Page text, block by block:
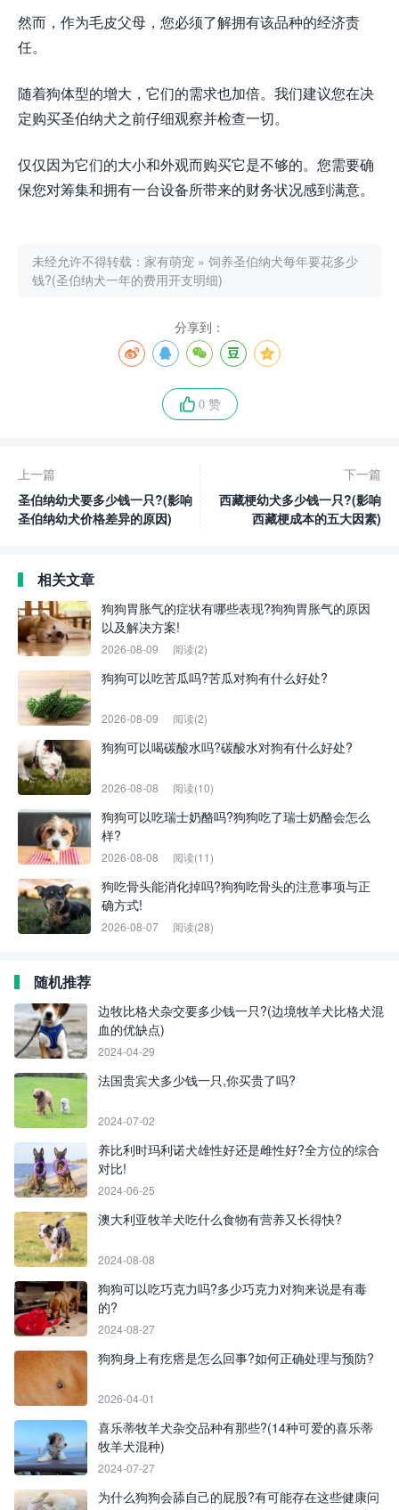
然而，作为毛皮父母，您必须了解拥有该品种的经济责
任。
随着狗体型的增大，它们的需求也加倍。我们建议您在决
定购买圣伯纳犬之前仔细观察并检查一切。
仅仅因为它们的大小和外观而购买它是不够的。您需要确
保您对筹集和拥有一台设备所带来的财务状况感到满意。
未经允许不得转载： 家有萌宠 » 饲养圣伯纳犬每年要花多少
钱?(圣伯纳犬一年的费用开支明细)
分享到：
0 赞
上一篇
圣伯纳幼犬要多少钱一只?(影响
圣伯纳幼犬价格差异的原因)
下一篇
西藏梗幼犬多少钱一只?(影响
西藏梗成本的五大因素)
相关文章
狗狗胃胀气的症状有哪些表现?狗狗胃胀气的原因
以及解决方案!
2026-08-09 阅读(2)
狗狗可以吃苦瓜吗?苦瓜对狗有什么好处?
2026-08-09 阅读(2)
狗狗可以喝碳酸水吗?碳酸水对狗有什么好处?
2026-08-08 阅读(10)
狗狗可以吃瑞士奶酪吗?狗狗吃了瑞士奶酪会怎么
样?
2026-08-08 阅读(11)
狗吃骨头能消化掉吗?狗狗吃骨头的注意事项与正
确方式!
2026-08-07 阅读(28)
随机推荐
边牧比格犬杂交要多少钱一只?(边境牧羊犬比格犬混
血的优缺点)
2024-04-29
法国贵宾犬多少钱一只,你买贵了吗?
2024-07-02
养比利时玛利诺犬雄性好还是雌性好?全方位的综合
对比!
2024-06-25
澳大利亚牧羊犬吃什么食物有营养又长得快?
2024-08-08
狗狗可以吃巧克力吗?多少巧克力对狗来说是有毒
的?
2024-08-27
狗狗身上有疙瘩是怎么回事?如何正确处理与预防?
2026-04-01
喜乐蒂牧羊犬杂交品种有那些?(14种可爱的喜乐蒂
牧羊犬混种)
2024-07-27
为什么狗狗会舔自己的屁股?有可能存在这些健康问